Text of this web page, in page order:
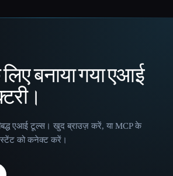
बनाया गया एआई
एआई टूल्स। खुद ब्राउज़ करें, या MCP के
को कनेक्ट करें।